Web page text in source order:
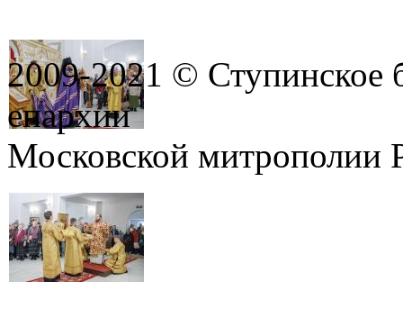
2009-2021 © Ступинское
епархии
Московской митрополии